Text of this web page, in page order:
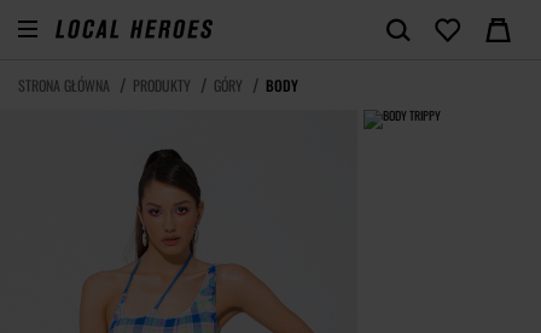
STRONA GŁÓWNA PRODUKTY GÓRY BODY